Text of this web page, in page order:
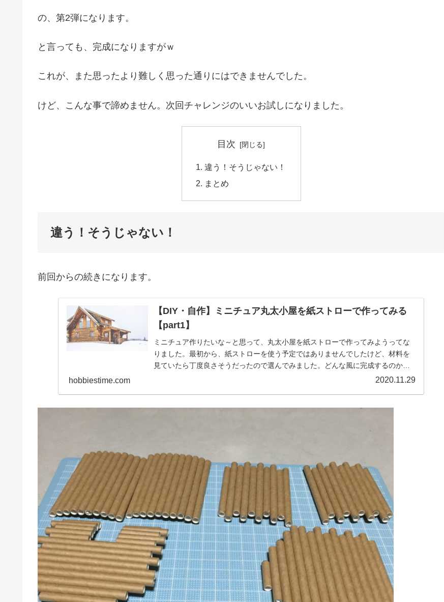
の、第2弾になります。
と言っても、完成になりますがｗ
これが、また思ったより難しく思った通りにはできませんでした。
けど、こんな事で諦めません。次回チャレンジのいいお試しになりました。
目次
違う！そうじゃない！
まとめ
違う！そうじゃない！
前回からの続きになります。
【DIY・自作】ミニチュア丸太小屋を紙ストローで作ってみる
【part1】
ミニチュア作りたいな～と思って、丸太小屋を紙ストローで作ってみようってな
りました。最初から、紙ストローを使う予定ではありませんでしたけど、材料を
見ていたら丁度良さそうだったので選んでみました。どんな風に完成するのか楽
hobbiestime.com 2020.11.29